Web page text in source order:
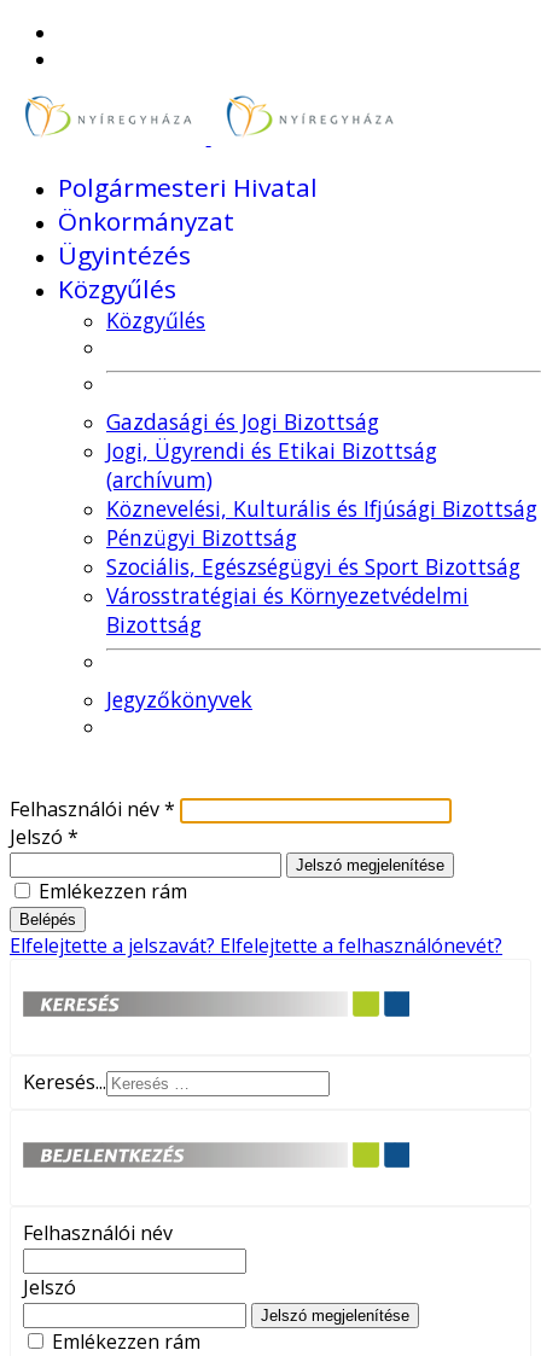
Polgármesteri Hivatal
Önkormányzat
Ügyintézés
Közgyűlés
Közgyűlés
Gazdasági és Jogi Bizottság
Jogi, Ügyrendi és Etikai Bizottság
(archívum)
Köznevelési, Kulturális és Ifjúsági Bizottság
Pénzügyi Bizottság
Szociális, Egészségügyi és Sport Bizottság
Városstratégiai és Környezetvédelmi
Bizottság
Jegyzőkönyvek
Felhasználói név*
Jelszó *
Jelszó megjelenítése
Emlékezzen rám
Belépés
Elfelejtette a jelszavát? Elfelejtette a felhasználónevét?
Keresés...
Felhasználói név
Jelszó
Jelszó megjelenítése
Emlékezzen rám